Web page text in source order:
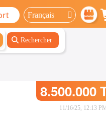
Rechercher
8.500.000
11/16/25, 12:13 PM